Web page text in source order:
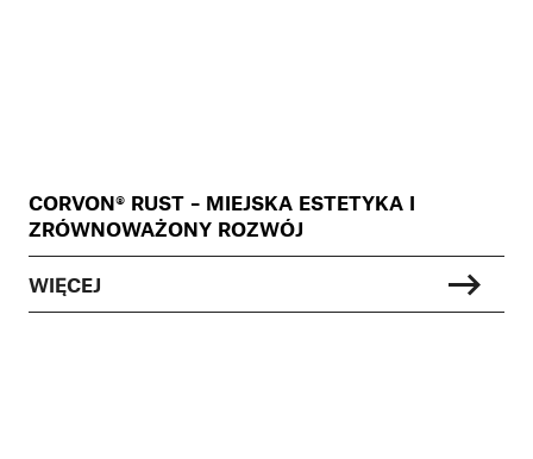
CORVON® RUST – MIEJSKA ESTETYKA I
ZRÓWNOWAŻONY ROZWÓJ
WIĘCEJ